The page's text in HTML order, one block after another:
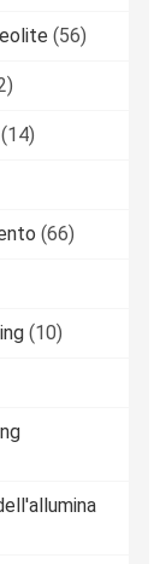
(56)
(14)
(66)
(10)